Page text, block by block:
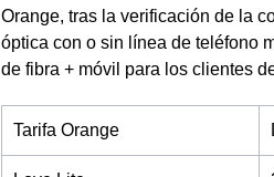
Orange, tras la verificación de la
óptica con o sin línea de teléfono
de fibra + móvil para los clientes
Tarifa Orange